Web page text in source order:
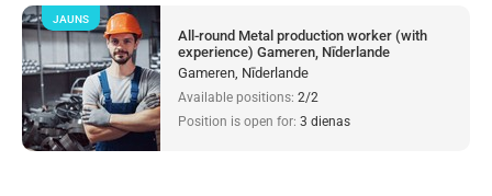
All-round Metal production worker (with
experience) Gameren, Nīderlande
Gameren, Nīderlande
Available positions: 2/2
Position is open for: 3 dienas
JAUNS